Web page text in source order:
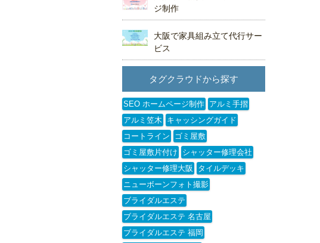
ジ制作
大阪で家具組み立て代行サー
ビス
タグクラウドから探す
SEO ホームページ制作 アルミ手摺
アルミ笠木
キャッシングガイド
コートライン
ゴミ屋敷
ゴミ屋敷片付け
シャッター修理会社
シャッター修理大阪
タイルデッキ
ニューボーンフォト撮影
ブライダルエステ
ブライダルエステ 名古屋
ブライダルエステ 福岡